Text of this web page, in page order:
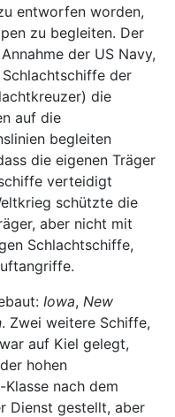
entworfen worden,
zu begleiten. Der
der US Navy,
der
die
auf die
begleiten
die eigenen Träger
verteidigt
schützte die
aber nicht mit
Schlachtschiffe,
Iowa, New
. Zwei weitere Schiffe,
auf Kiel gelegt,
hohen
nach dem
Dienst gestellt, aber